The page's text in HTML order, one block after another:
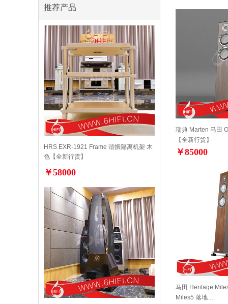
推荐产品
HRS EXR-1921 Frame 谐振隔离机架 木
色【全新行货】
￥58000
瑞典 Marten 马田
【全新行货】
￥85000
马田 Heritage
Miles5 落地…